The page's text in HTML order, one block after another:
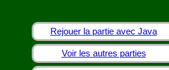
Rejouer la partie avec Java
Voir les autres parties